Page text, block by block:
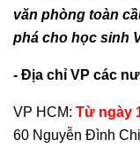
văn phòng toàn
phá cho học sinh
- Địa chỉ VP các
VP HCM: Từ ngày
60 Nguyễn Đình